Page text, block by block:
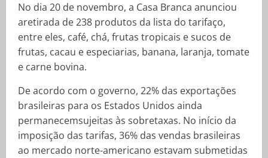
No dia 20 de novembro, a Casa Branca anunciou
aretirada de 238 produtos da lista do tarifaço,
entre eles, café, chá, frutas tropicais e sucos de
frutas, cacau e especiarias, banana, laranja, tomate
e carne bovina.
De acordo com o governo, 22% das exportações
brasileiras para os Estados Unidos ainda
permanecemsujeitas às sobretaxas. No início da
imposição das tarifas, 36% das vendas brasileiras
ao mercado norte-americano estavam submetidas